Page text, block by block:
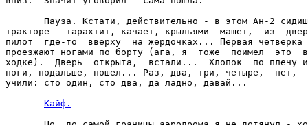
Пауза. Кстати, действительно - в этом Ан-2
тракторе - тарахтит, качает, крыльями  машет,  из
пилот  где-то  вверху  на жердочках... Первая четверка
проезжают ногами по борту (ага, я  тоже  поимел  это
ходке).  Дверь  открыта,  встали...  Хлопок  по плечу
ноги, подальше, пошел... Раз, два, три, четыре,  нет,
учили: сто один, сто два, да ладно, давай...
Кайф.